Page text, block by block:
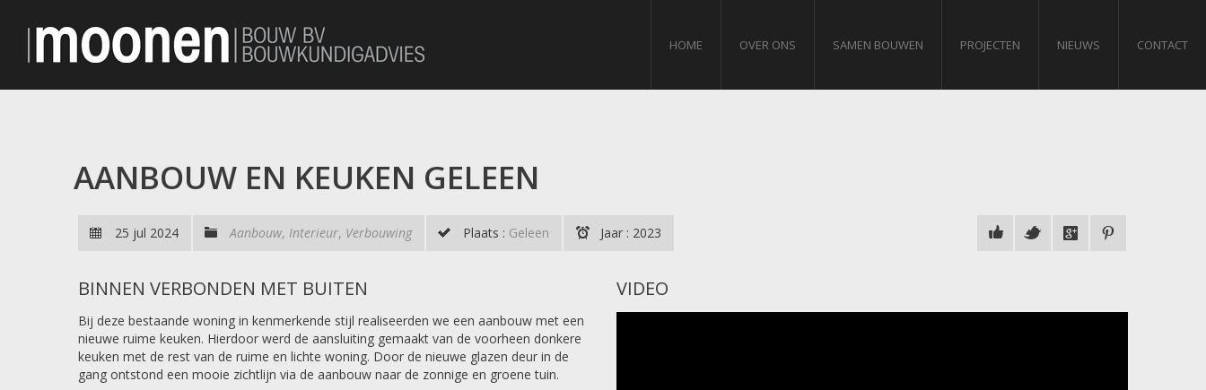
HOME OVER ONS SAMEN BOUWEN PROJECTEN NIEUWS CONTACT
AANBOUW EN KEUKEN GELEEN
25 jul 2024 Aanbouw, Interieur, Verbouwing Plaats : Geleen Jaar : 2023
BINNEN VERBONDEN MET BUITEN
Bij deze bestaande woning in kenmerkende stijl realiseerden we een aanbouw met een
nieuwe ruime keuken. Hierdoor werd de aansluiting gemaakt van de voorheen donkere
keuken met de rest van de ruime en lichte woning. Door de nieuwe glazen deur in de
gang ontstond een mooie zichtlijn via de aanbouw naar de zonnige en groene tuin.
VIDEO